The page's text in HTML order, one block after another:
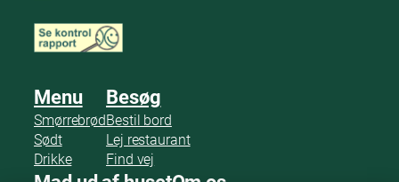
Menu
Smørrebrød
Sødt
Drikke
Besøg
Bestil bord
Lej restaurant
Find vej